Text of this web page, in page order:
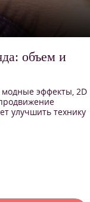
объем и
эффекты, 2D
улучшить технику